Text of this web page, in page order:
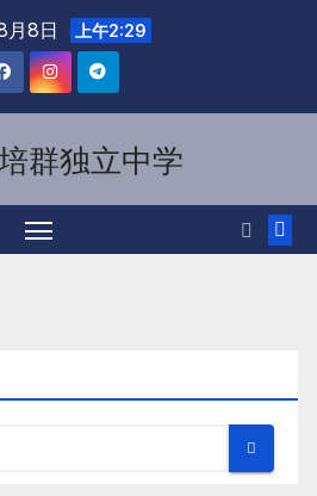
月8日 上午2:29